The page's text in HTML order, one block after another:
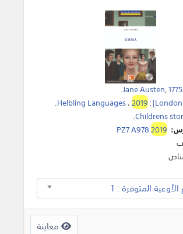
Jane Austen,
.
:
Helbling Languages،2019
.
Childrens
.
PZ7 A9782019
المتوفرة : 1
معاينة